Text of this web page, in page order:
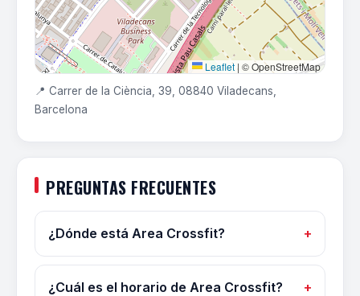
Leaflet| © OpenStreetMap
📍 Carrer de la Ciència, 39, 08840 Viladecans,
Barcelona
PREGUNTAS FRECUENTES
¿Dónde está Area Crossfit?
¿Cuál es el horario de Area Crossfit?